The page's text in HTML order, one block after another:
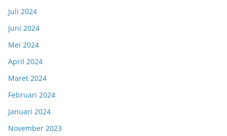
Juli 2024
Juni 2024
Mei 2024
April 2024
Maret 2024
Februari 2024
Januari 2024
November 2023